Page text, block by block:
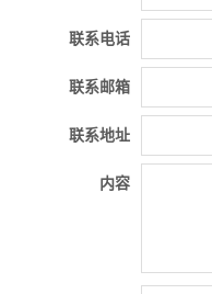
联系电话
联系邮箱
联系地址
内容